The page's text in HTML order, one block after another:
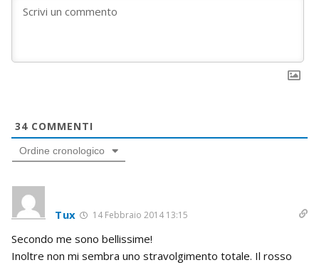
34 COMMENTI
Ordine cronologico
Tux 14 Febbraio 2014 13:15
Secondo me sono bellissime!
Inoltre non mi sembra uno stravolgimento totale. Il rosso